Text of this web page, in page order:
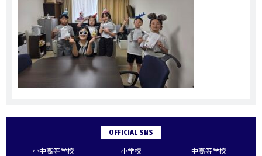
OFFICIAL SNS
小中高等学校 小学校 中高等学校